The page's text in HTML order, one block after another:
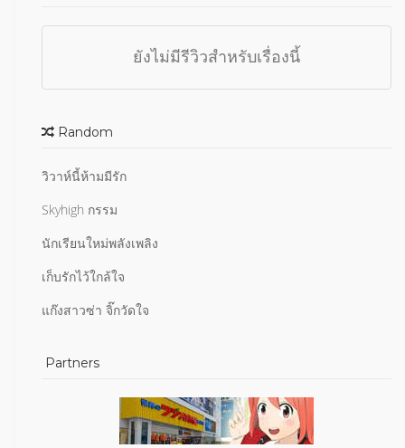
ยังไม่มีรีวิวสำหรับเรื่องนี้
Random
วิวาห์นี้ห้ามมีรัก
Skyhigh กรรม
นักเรียนใหม่พลังเพลิง
เก็บรักไว้ใกล้ใจ
แก๊งสาวซ่า จิ๊กวัดใจ
Partners